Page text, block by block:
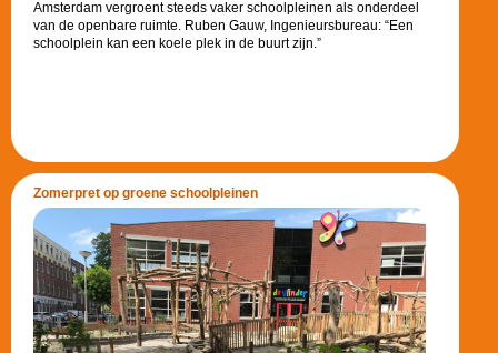
Amsterdam vergroent steeds vaker schoolpleinen als onderdeel
van de openbare ruimte. Ruben Gauw, Ingenieursbureau: “Een
schoolplein kan een koele plek in de buurt zijn.”
Zomerpret op groene schoolpleinen